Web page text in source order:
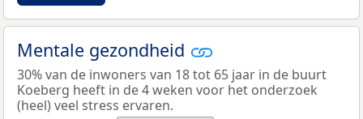
Mentale gezondheid
30% van de inwoners van 18 tot 65 jaar in de buurt
Koeberg heeft in de 4 weken voor het onderzoek
(heel) veel stress ervaren.